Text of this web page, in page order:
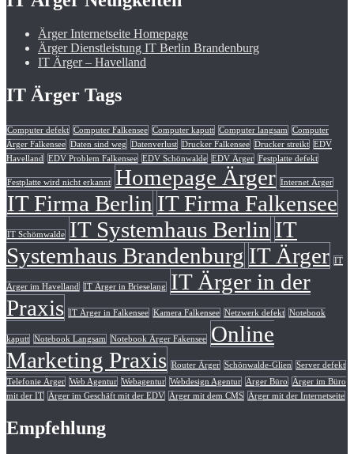
Ärger Internetseite Homepage
Ärger Dienstleistung IT Berlin Brandenburg
IT Ärger – Havelland
IT Ärger Tags
Computer defekt Computer Falkensee Computer kaputt Computer langsam Computer
Ärger Falkensee Daten sind weg Datenverlust Drucker Falkensee Drucker streikt EDV
Havelland EDV Problem Falkensee EDV Schönwalde EDV Ärger Festplatte defekt
Festplatte wird nicht erkannt Homepage Ärger Internet Ärger
IT Firma Berlin IT Firma Falkensee
IT Schömwalde IT Systemhaus Berlin IT
Systemhaus Brandenburg IT Ärger IT
Ärger im Havelland IT Ärger in Brieselang
IT Ärger in der
Praxis IT Ärger in Falkensee Kamera Falkensee Netzwerk defekt Notebook
kaputt Notebook Langsam Notebook Ärger Fakensee
Online
Marketing Praxis Router Ärger Schönwalde-Glien Server defekt
Telefonie Ärger
Web Agentur Webagentur Webdesign Agentur Ärger Büro
Ärger im Büro
mit der IT Ärger im Geschäft mit der EDV Ärger mit dem CMS Ärger mit der Internetseite
Empfehlung